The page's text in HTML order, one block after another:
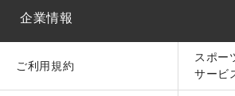
企業情報
ご利用規約
スポー
サービ